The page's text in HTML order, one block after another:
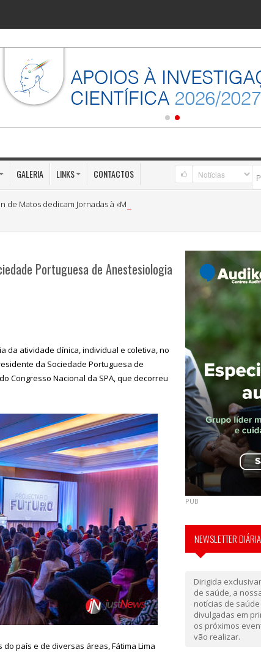
GALERIA LINKS CONTACTOS
Matos dedicam Jornadas à «Medicina Preventiva»
Portuguesa de Anestesiologia
da atividade clínica, individual e coletiva, no
da Sociedade Portuguesa de
Congresso Nacional da SPA, que decorreu
país e de diversas áreas, Fátima Lima
PUB
NEWSLETTER DIÁRIA
Dirigida
de saúde, a
notícias de
divulgadas em
os próximos
vão realizar.